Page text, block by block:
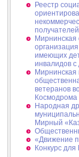
Реестр
Мирнинская
имеющих
инвалидов с
Мирнинская
ветеранов
Космодрома
Народная
Мирный
«Движение
Конкурс